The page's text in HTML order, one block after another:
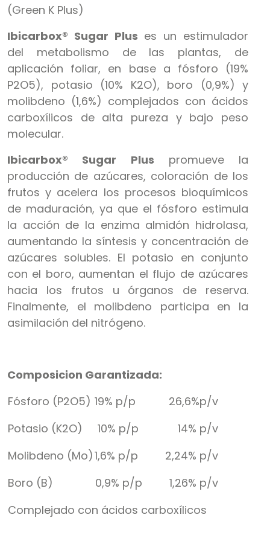
(Green K Plus)
Ibicarbox® Sugar Plus es un estimulador
del metabolismo de las plantas, de
aplicación foliar, en base a fósforo (19%
P2O5), potasio (10% K2O), boro (0,9%) y
molibdeno (1,6%) complejados con ácidos
carboxílicos de alta pureza y bajo peso
molecular.
Ibicarbox® Sugar Plus promueve la
producción de azúcares, coloración de los
frutos y acelera los procesos bioquímicos
de maduración, ya que el fósforo estimula
la acción de la enzima almidón hidrolasa,
aumentando la síntesis y concentración de
azúcares solubles. El potasio en conjunto
con el boro, aumentan el flujo de azúcares
hacia los frutos u órganos de reserva.
Finalmente, el molibdeno participa en la
asimilación del nitrógeno.
Composicion Garantizada:
Fósforo (P2O5) 19% p/p 26,6%p/v
Potasio (K2O)
10% p/p 14% p/v
Molibdeno (Mo)1,6% p/p 2,24% p/v
Boro (B)
0,9% p/p 1,26% p/v
Complejado con ácidos carboxílicos